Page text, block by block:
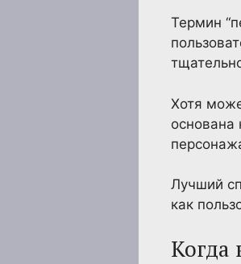
Термин
Хотя
основана
Лучший
как
Когда